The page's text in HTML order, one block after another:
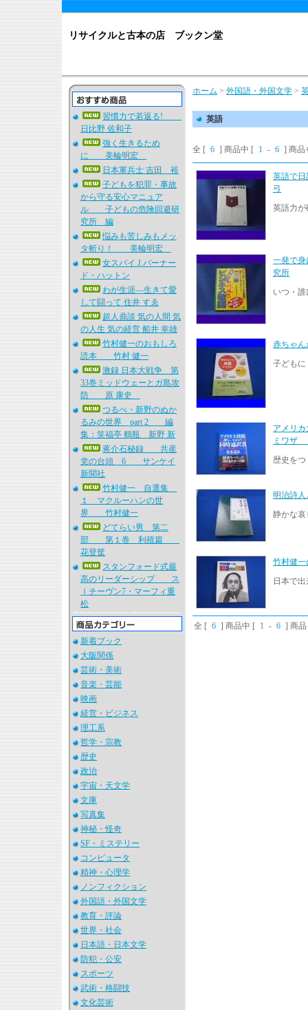
リサイクルと古本の店 ブックン堂
習慣力で若返る!
日比野 佐和子
強く生きるため
に 美輪明宏
日本軍兵士 吉田 裕
子どもを犯罪・事故
から守る安心マニュア
ル 子どもの危険回避研
究所 編
悩みも苦しみもメッ
タ斬り！ 美輪明宏
女スパイ J.バーナー
ド・ハットン
わが生涯―生きて愛
して闘って 住井 すゑ
超人鼎談 気の人間 気
の人生 気の経営 船井 幸雄
竹村健一のおもしろ
読本 竹村 健一
激録 日本大戦争 第
33巻ミッドウェーとガ島攻
防 原 康史
つるべ・新野のぬか
るみの世界 part 2 編
集：笑福亭 鶴瓶 新野 新
蒋介石秘録 共産
党の台頭 6 サンケイ
新聞社
竹村健一 自選集
１ マクルーハンの世
界 竹村健一
どてらい男 第二
部 第１巻 利殖篇
花登筐
スタンフォード式最
高のリーダーシップ ス
ｌチーヴン7・マーフィ重
松
新着ブック
大阪関係
芸術・美術
音楽・芸能
映画
経営・ビジネス
理工系
哲学・宗教
歴史
政治
宇宙・天文学
文庫
写真集
神秘・怪奇
SF・ミステリー
コンピュータ
精神・心理学
ノンフィクション
外国語・外国文学
教育・評論
世界・社会
日本語・日本文学
防犯・公安
スポーツ
武術・格闘技
文化芸術
ホーム > 外国語・外国文学 >
英語
全 [ 6 ] 商品中 [ 1 - 6 ] 商品
英語で
弓
英語力が
一発で
究所
いつ・
赤ちゃん
子どもに
アメリ
ミワ
歴史を
明治詩
静かな哀
竹村健
日本で
全 [ 6 ] 商品中 [ 1 - 6 ] 商